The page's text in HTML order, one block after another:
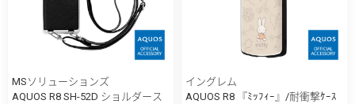
MSソリューションズ
AQUOS R8 SH-52D ショルダース
イングレム
AQUOS R8 『ﾐｯﾌｨｰ』/耐衝撃ｹｰｽ